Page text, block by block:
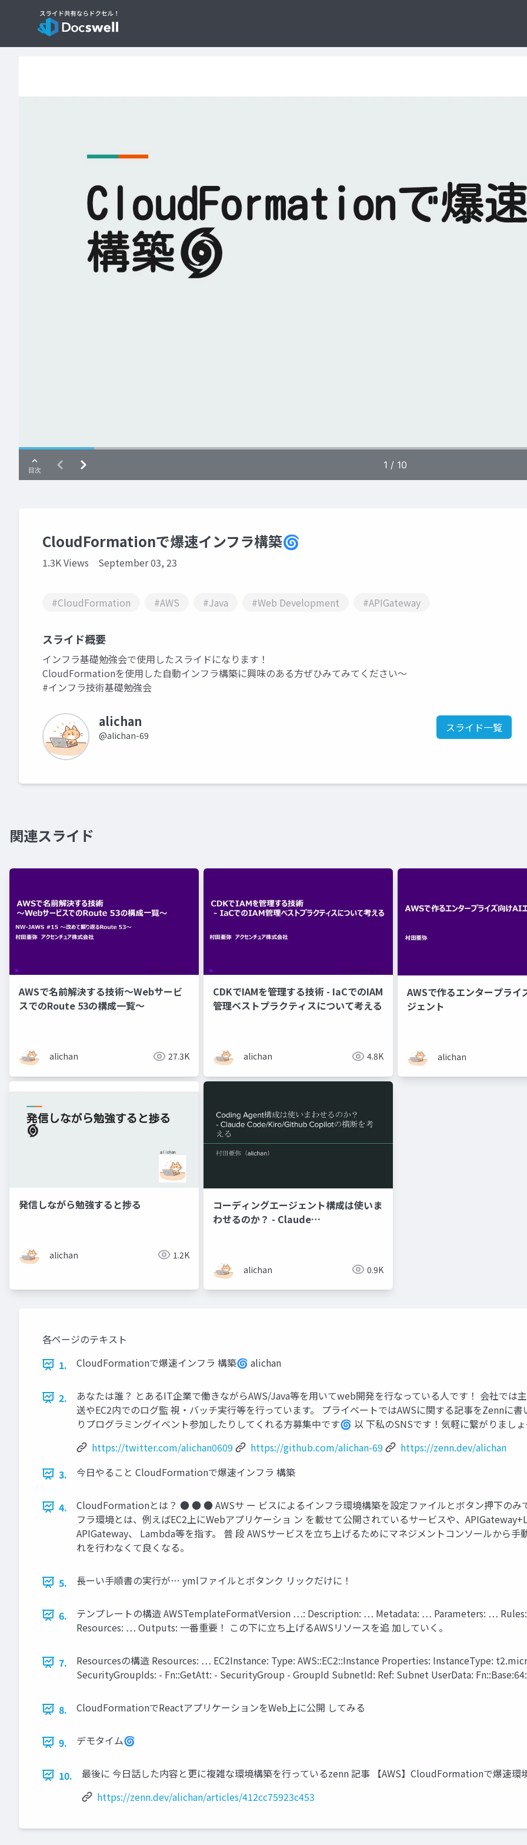
CloudFormationで爆速インフラ構築🌀
1.3K Views September 03, 23
#CloudFormation #AWS #Java #Web Development #APIGateway
スライド概要
インフラ基礎勉強会で使用したスライドになります！
CloudFormationを使用した自動インフラ構築に興味のある方ぜひみてみてください〜
#インフラ技術基礎勉強会
alichan
@alichan-69
スライド一覧
関連スライド
AWSで名前解決する技術〜Webサービ
スでのRoute 53の構成一覧〜
alichan 27.3K
CDKでIAMを管理する技術 - IaCでのIAM
管理ベストプラクティスについて考える
alichan 4.8K
AWSで作るエンタープライ
ジェント
alichan
発信しながら勉強すると捗る
alichan 1.2K
コーディングエージェント構成は使いま
わせるのか？ - Claude
alichan 0.9K
各ページのテキスト
1.
CloudFormationで爆速インフラ 構築🌀 alichan
2.
あなたは誰？ とあるIT企業で働きながらAWS/Java等を用いてweb開発を行なっている人です！ 会社では
送やEC2内でのログ監 視・バッチ実行等を行っています。 プライベートではAWSに関する記事をZennに
りプログラミングイベント参加したりしてくれる方募集中です🌀 以 下私のSNSです！気軽に繋がりまし
https://twitter.com/alichan0609
https://github.com/alichan-69
https://zenn.dev/alichan
3.
今日やること CloudFormationで爆速インフラ 構築
4.
CloudFormationとは？ ● ● ● AWSサ ー ビスによるインフラ環境構築を設定ファイルとボタン押下のみ
フラ環境とは、例えばEC2上にWebアプリケーショ ン を載せて公開されているサービスや、
APIGateway、 Lambda等を指す。 普 段 AWSサービスを立ち上げるためにマネジメントコンソールから
れを行わなくて良くなる。
5. 長ーい手順書の実行が… ymlファイルとボタンク リックだけに！
6.
テンプレートの構造 AWSTemplateFormatVersion …: Description: … Metadata: … Parameters: …
Resources: … Outputs: 一番重要！ この下に立ち上げるAWSリソースを追 加していく。
7.
Resourcesの構造 Resources: … EC2Instance: Type: AWS::EC2::Instance Properties: InstanceType:
SecurityGroupIds: - Fn::GetAtt: - SecurityGroup - GroupId SubnetId: Ref: Subnet UserData:
8. CloudFormationでReactアプリケーションをWeb上に公開 してみる
9. デモタイム🌀
10.
最後に 今日話した内容と更に複雑な環境構築を行っているzenn 記事 【AWS】CloudFormationで爆速環
https://zenn.dev/alichan/articles/412cc75923c453